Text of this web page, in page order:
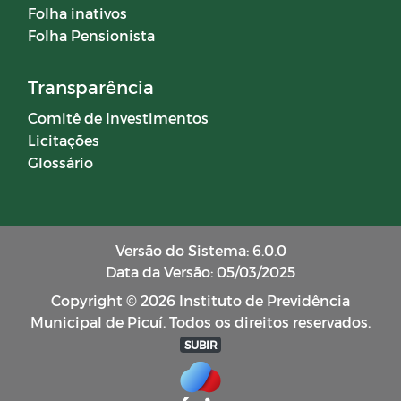
Folha inativos
Folha Pensionista
Transparência
Comitê de Investimentos
Licitações
Glossário
Versão do Sistema: 6.0.0
Data da Versão: 05/03/2025
Copyright © 2026 Instituto de Previdência
Municipal de Picuí. Todos os direitos reservados.
SUBIR